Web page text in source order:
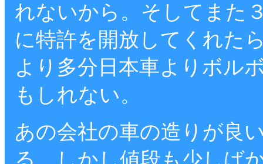
れないから。そしてまた
に特許を開放してくれた
より多分日本車よりボル
もしれない。
あの会社の車の造りが良